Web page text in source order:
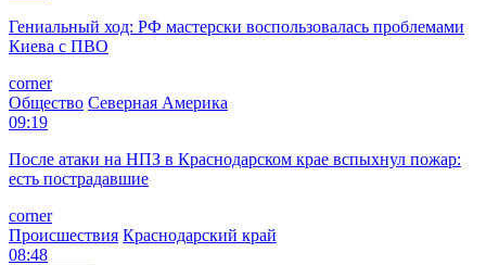
Гениальный ход: РФ мастерски воспользовалась проблемами
Киева с ПВО
corner
Общество Северная Америка
09:19
После атаки на НПЗ в Краснодарском крае вспыхнул пожар:
есть пострадавшие
corner
Происшествия Краснодарский край
08:48